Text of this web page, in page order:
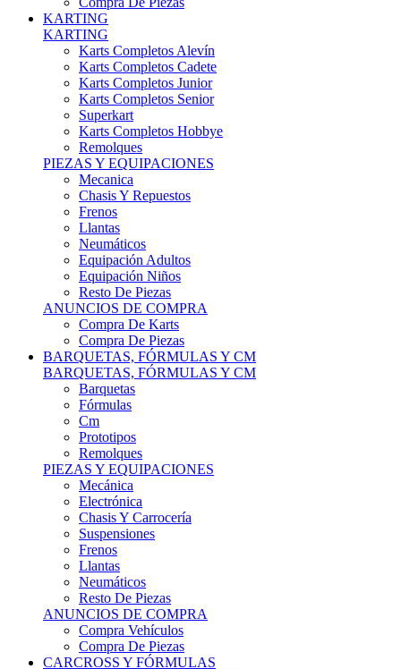
KARTING
Karts Completos Alevín
Karts Completos Cadete
Karts Completos Junior
Karts Completos Senior
Superkart
Karts Completos Hobbye
Remolques
PIEZAS Y EQUIPACIONES
Mecanica
Chasis Y Repuestos
Frenos
Llantas
Neumáticos
Equipación Adultos
Equipación Niños
Resto De Piezas
ANUNCIOS DE COMPRA
Compra De Karts
Compra De Piezas
BARQUETAS, FÓRMULAS Y CM
BARQUETAS, FÓRMULAS Y CM
Barquetas
Fórmulas
Cm
Prototipos
Remolques
PIEZAS Y EQUIPACIONES
Mecánica
Electrónica
Chasis Y Carrocería
Suspensiones
Frenos
Llantas
Neumáticos
Resto De Piezas
ANUNCIOS DE COMPRA
Compra Vehículos
Compra De Piezas
CARCROSS Y FÓRMULAS
CARCROSS Y FORMULAS TT